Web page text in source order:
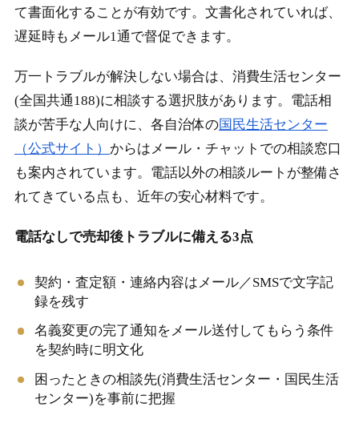
て書面化することが有効です。文書化されていれば、
遅延時もメール1通で督促できます。
万一トラブルが解決しない場合は、消費生活センター
(全国共通188)に相談する選択肢があります。電話相
談が苦手な人向けに、各自治体の国民生活センター
（公式サイト） からはメール・チャットでの相談窓口
も案内されています。電話以外の相談ルートが整備さ
れてきている点も、近年の安心材料です。
電話なしで売却後トラブルに備える3点
契約・査定額・連絡内容はメール／SMSで文字記
録を残す
名義変更の完了通知をメール送付してもらう条件
を契約時に明文化
困ったときの相談先(消費生活センター・国民生活
センター)を事前に把握